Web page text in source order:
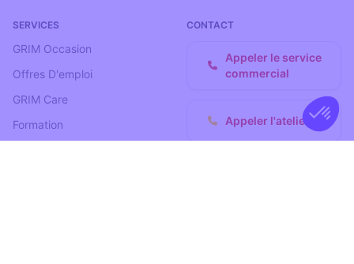
SERVICES
GRIM Occasion
Offres D'emploi
GRIM Care
Formation
CONTACT
Appeler le service
commercial
Appeler l'atelier